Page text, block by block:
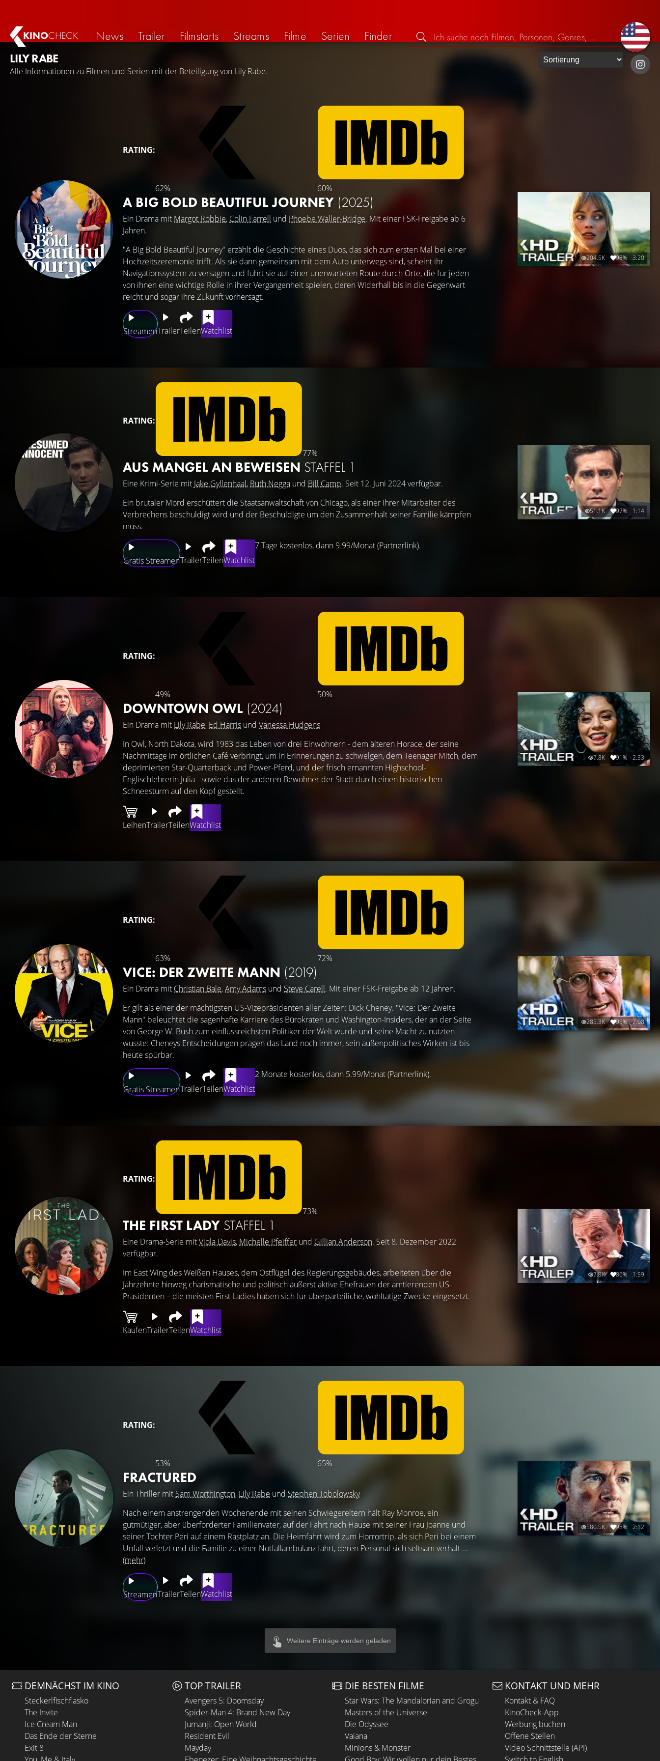
KINOCHECK News Trailer Filmstarts Streams Filme Serien
Finder
LILY RABE
Alle Informationen zu Filmen und Serien mit der Beteiligung von Lily Rabe.
RATING:
62% 60%
A BIG BOLD BEAUTIFUL JOURNEY (2025)
Ein Drama mit Margot Robbie, Colin Farrell und Phoebe Waller-Bridge. Mit einer FSK-Freigabe ab 6
Jahren.
StreamenTrailerTeilenWatchlist
"A Big Bold Beautiful Journey" erzählt die Geschichte eines Duos, das sich zum ersten Mal bei einer
Hochzeitszeremonie trifft. Als sie dann gemeinsam mit dem Auto unterwegs sind, scheint ihr
Navigationssystem zu versagen und führt sie auf einer unerwarteten Route durch Orte, die für jeden
von ihnen eine wichtige Rolle in ihrer Vergangenheit spielen, deren Widerhall bis in die Gegenwart
reicht und sogar ihre Zukunft vorhersagt.
204.5K 98% 3:20
RATING:
77%
AUS MANGEL AN BEWEISEN STAFFEL 1
Eine Krimi-Serie mit Jake Gyllenhaal, Ruth Negga und Bill Camp. Seit 12. Juni 2024 verfügbar.
Gratis StreamenTrailerTeilenWatchlist
7 Tage kostenlos, dann 9.99/Monat (Partnerlink).
Ein brutaler Mord erschüttert die Staatsanwaltschaft von Chicago, als einer ihrer Mitarbeiter des
Verbrechens beschuldigt wird und der Beschuldigte um den Zusammenhalt seiner Familie kämpfen
muss.
51.1K 97% 1:14
RATING:
49% 50%
DOWNTOWN OWL (2024)
Ein Drama mit Lily Rabe, Ed Harris und Vanessa Hudgens
LeihenTrailerTeilenWatchlist
In Owl, North Dakota, wird 1983 das Leben von drei Einwohnern - dem älteren Horace, der seine
Nachmittage im örtlichen Café verbringt, um in Erinnerungen zu schwelgen, dem Teenager Mitch, dem
deprimierten Star-Quarterback und Power-Pferd, und der frisch ernannten Highschool-
Englischlehrerin Julia - sowie das der anderen Bewohner der Stadt durch einen historischen
Schneesturm auf den Kopf gestellt.
7.8K 91% 2:33
RATING:
63% 72%
VICE: DER ZWEITE MANN (2019)
Ein Drama mit Christian Bale,Amy Adams und Steve Carell. Mit einer FSK-Freigabe ab 12 Jahren.
Gratis StreamenTrailerTeilenWatchlist
2 Monate kostenlos, dann 5.99/Monat (Partnerlink).
Er gilt als einer der mächtigsten US-Vizepräsidenten aller Zeiten: Dick Cheney. "Vice: Der Zweite
Mann" beleuchtet die sagenhafte Karriere des Bürokraten und Washington-Insiders, der an der Seite
von George W. Bush zum einflussreichsten Politiker der Welt wurde und seine Macht zu nutzten
wusste: Cheneys Entscheidungen prägen das Land noch immer, sein außenpolitisches Wirken ist bis
heute spürbar.
285.3K 95% 2:08
RATING:
73%
THE FIRST LADY STAFFEL 1
Eine Drama-Serie mitViola Davis, Michelle Pfeiffer und Gillian Anderson. Seit 8. Dezember 2022
verfügbar.
KaufenTrailerTeilenWatchlist
Im East Wing des Weißen Hauses, dem Ostflügel des Regierungsgebäudes, arbeiteten über die
Jahrzehnte hinweg charismatische und politisch äußerst aktive Ehefrauen der amtierenden US-
Präsidenten – die meisten First Ladies haben sich für überparteiliche, wohltätige Zwecke eingesetzt.
7.8K 86% 1:59
RATING:
53% 65%
FRACTURED
Ein Thriller mit Sam Worthington, Lily Rabe und Stephen Tobolowsky
StreamenTrailerTeilenWatchlist
Nach einem anstrengenden Wochenende mit seinen Schwiegereltern hält Ray Monroe, ein
gutmütiger, aber überforderter Familienvater, auf der Fahrt nach Hause mit seiner Frau Joanne und
seiner Tochter Peri auf einem Rastplatz an. Die Heimfahrt wird zum Horrortrip, als sich Peri bei einem
Unfall verletzt und die Familie zu einer Notfallambulanz fährt, deren Personal sich seltsam verhält ...
(mehr)
580.5K 98% 2:12
Weitere Einträge werden geladen
DEMNÄCHST IM KINO
Steckerlfischfiasko
The Invite
Ice Cream Man
Das Ende der Sterne
Exit 8
TOP TRAILER
Avengers 5: Doomsday
Spider-Man 4: Brand New Day
Jumanji: Open World
Resident Evil
Mayday
DIE BESTEN FILME
Star Wars: The Mandalorian and Grogu
Masters of the Universe
Die Odyssee
Vaiana
Minions & Monster
KONTAKT UND MEHR
Kontakt & FAQ
KinoCheck-App
Werbung buchen
Offene Stellen
Video Schnittstelle (API)